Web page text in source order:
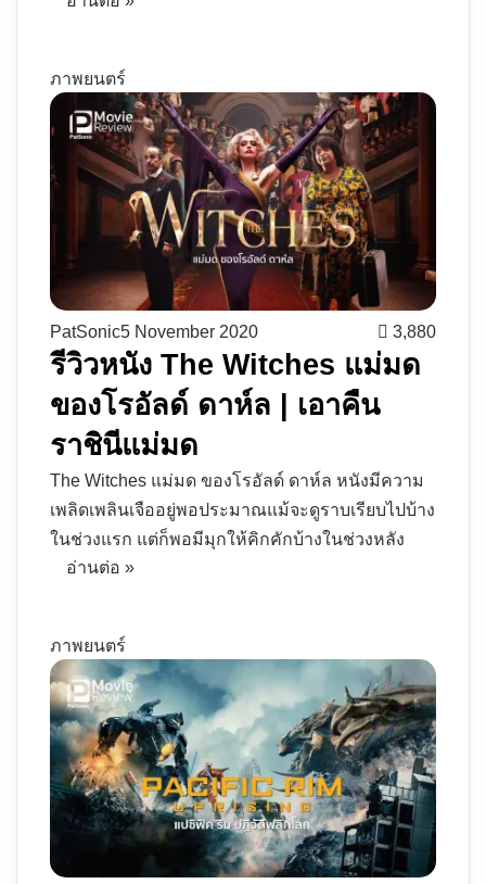
ภาพยนตร์
PatSonic5 November 2020 3,880
รีวิวหนัง The Witches แม่มด
ของโรอัลด์ ดาห์ล | เอาคืน
ราชินีแม่มด
The Witches แม่มด ของโรอัลด์ ดาห์ล หนังมีความ
เพลิดเพลินเจืออยู่พอประมาณแม้จะดูราบเรียบไปบ้าง
ในช่วงแรก แต่ก็พอมีมุกให้คิกคักบ้างในช่วงหลัง
อ่านต่อ »
ภาพยนตร์